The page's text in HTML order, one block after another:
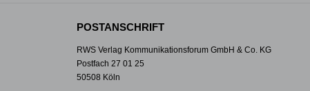
POSTANSCHRIFT
RWS Verlag Kommunikationsforum GmbH & Co. KG
Postfach 27 01 25
50508 Köln